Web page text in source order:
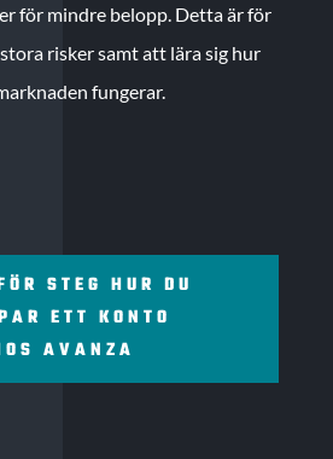
för mindre belopp. Detta är för
risker samt att lära sig hur
fungerar.
STEG HUR DU
ETT KONTO
AVANZA